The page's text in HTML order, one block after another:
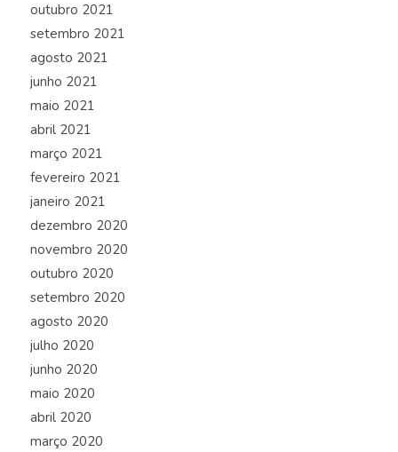
outubro 2021
setembro 2021
agosto 2021
junho 2021
maio 2021
abril 2021
março 2021
fevereiro 2021
janeiro 2021
dezembro 2020
novembro 2020
outubro 2020
setembro 2020
agosto 2020
julho 2020
junho 2020
maio 2020
abril 2020
março 2020